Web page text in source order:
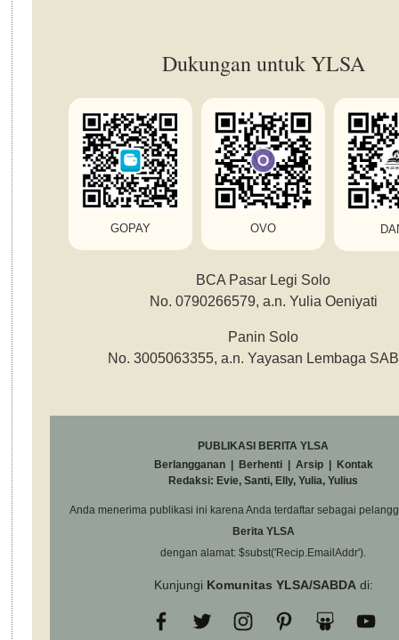
Dukungan untuk YLSA
GOPAY OVO
BCA Pasar Legi Solo
No. 0790266579, a.n. Yulia Oeniyati
Panin Solo
No. 3005063355, a.n. Yayasan Lembaga
PUBLIKASI BERITA YLSA
Berlangganan | Berhenti | Arsip | Kontak
Redaksi: Evie, Santi, Elly, Yulia, Yulius
Anda menerima publikasi ini karena Anda terdaftar sebagai
Berita YLSA
dengan alamat: $subst('Recip.EmailAddr').
Kunjungi Komunitas YLSA/SABDAdi: